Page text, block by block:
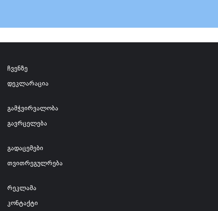
ჩვენზე
დეკლარაცია
გამჭვირვალობა
გავრცელება
გადაცემები
თვითრეგულრება
რეკლამა
კონტაქტი